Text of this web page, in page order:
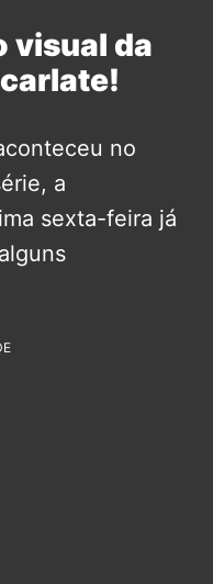
visual da
no
a
sexta-feira já